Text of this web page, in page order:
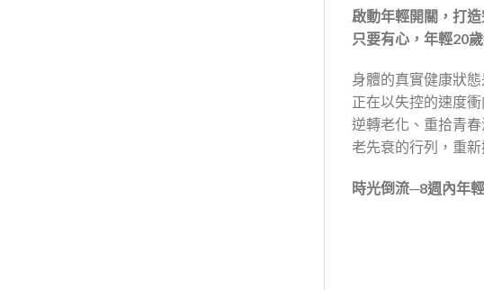
啟動年輕開關，打
只要有心，年輕20
身體的真實健康狀
正在以失控的速度
逆轉老化、重拾青
老先衰的行列，重
時光倒流─8週內年